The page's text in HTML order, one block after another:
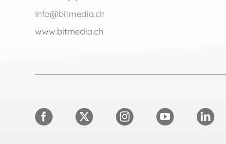
info@bitmedia.ch
www.bitmedia.ch